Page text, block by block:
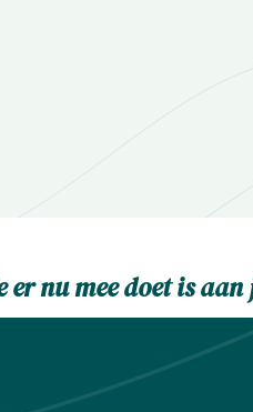
er nu mee doet is aan